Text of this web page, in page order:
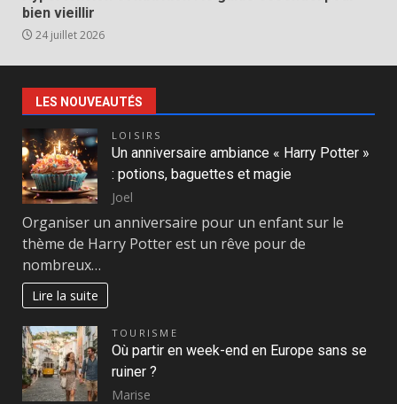
bien vieillir
24 juillet 2026
LES NOUVEAUTÉS
LOISIRS
Un anniversaire ambiance « Harry Potter »
: potions, baguettes et magie
Joel
Organiser un anniversaire pour un enfant sur le
thème de Harry Potter est un rêve pour de
nombreux…
Lire la suite
TOURISME
Où partir en week-end en Europe sans se
ruiner ?
Marise